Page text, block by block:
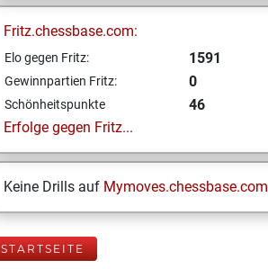
Fritz.chessbase.com:
Elo gegen Fritz: 1591
Gewinnpartien Fritz: 0
Schönheitspunkte
46
Erfolge gegen Fritz...
Keine Drills auf Mymoves.chessbase.com
STARTSEITE